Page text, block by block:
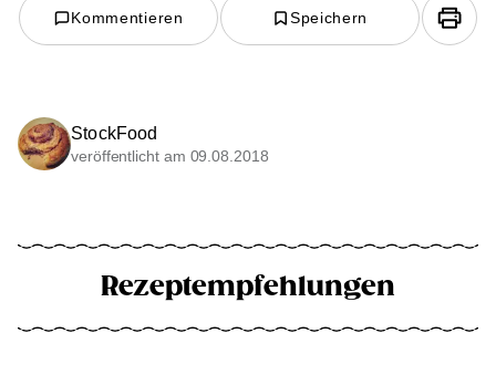
Kommentieren Speichern
StockFood
veröffentlicht am 09.08.2018
Rezeptempfehlungen